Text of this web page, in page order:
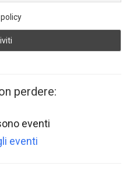
perdere:
eventi
eventi